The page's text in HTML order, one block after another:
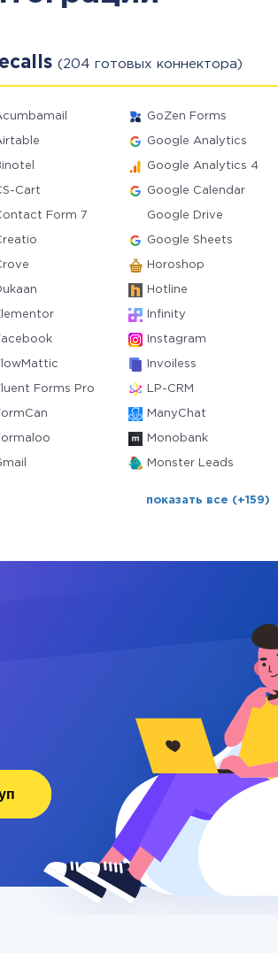
(204 готовых коннектора)
GoZen Forms
Google Analytics
Google Analytics 4
Cart Google Calendar
Form 7 Google Drive
Google Sheets
Horoshop
Hotline
Infinity
Instagram
Invoiless
Forms Pro LP-CRM
ManyChat
Monobank
Monster Leads
показать все (+159)